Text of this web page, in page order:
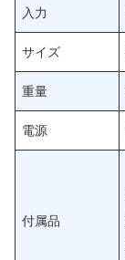
入力
サイズ
重量
電源
付属品